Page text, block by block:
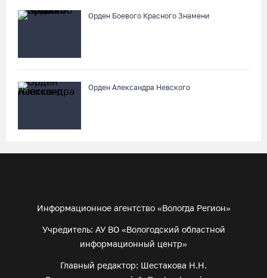
Орден Боевого Красного Знамени
Орден Александра Невского
Информационное агентство «Вологда Регион»
Учредитель: АУ ВО «Вологодский областной
информационный центр»
Главный редактор: Шестакова Н.Н.